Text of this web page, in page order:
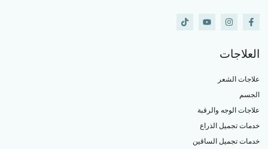
العلاجات
علاجات الشعر
الجسم
علاجات الوجه والرقبة
خدمات تجميل الذراع
خدمات تجميل الساقين